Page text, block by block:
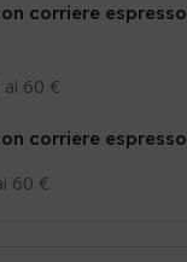
corriere espresso
60 €
corriere espresso
60 €